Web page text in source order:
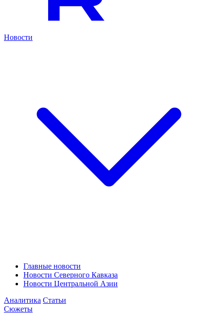
Новости
Главные новости
Новости Северного Кавказа
Новости Центральной Азии
Аналитика Статьи
Сюжеты